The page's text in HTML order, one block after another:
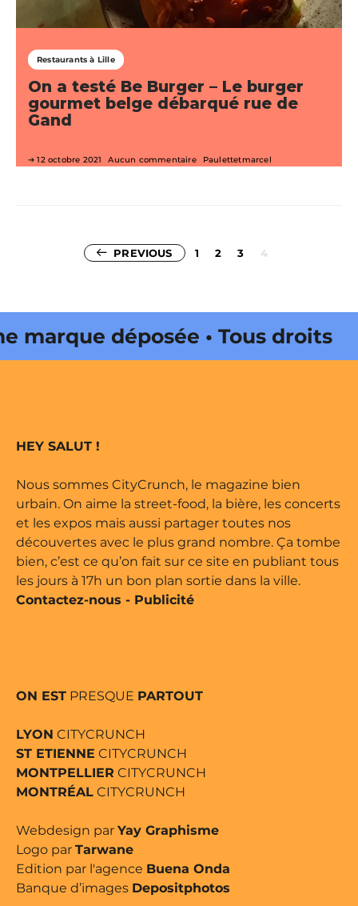
Restaurants à Lille
On a testé Be Burger – Le burger
gourmet belge débarqué rue de
Gand
12 octobre 2021 Aucun commentaire Paulettetmarcel
Pagination
PREVIOUS 1 2 3 4
déposée • Tous droits
par Buena Onda Web •
HEY SALUT !
Nous sommes CityCrunch, le magazine bien
urbain. On aime la street-food, la bière, les concerts
et les expos mais aussi partager toutes nos
découvertes avec le plus grand nombre. Ça tombe
bien, c’est ce qu’on fait sur ce site en publiant tous
les jours à 17h un bon plan sortie dans la ville.
Contactez-nous - Publicité
ON EST PRESQUE PARTOUT
LYON CITYCRUNCH
ST ETIENNE CITYCRUNCH
MONTPELLIER CITYCRUNCH
MONTRÉAL CITYCRUNCH
Webdesign par Yay Graphisme
Logo par Tarwane
Edition par l'agence Buena Onda
Banque d’images Depositphotos